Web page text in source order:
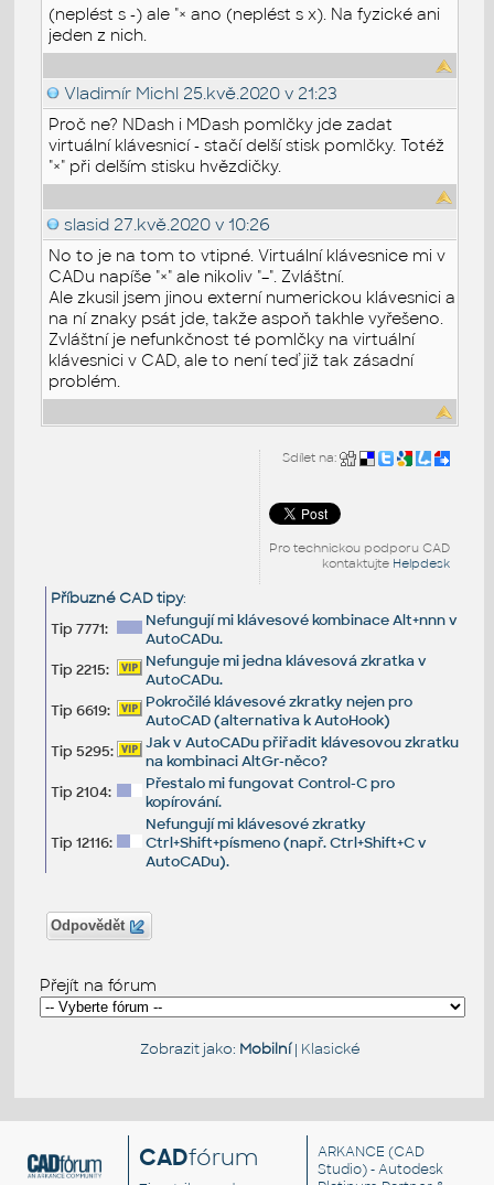
(neplést s -) ale "× ano (neplést s x). Na fyzické ani
jeden z nich.
Vladimír Michl 25.kvě.2020 v 21:23
Proč ne? NDash i MDash pomlčky jde zadat
virtuální klávesnicí - stačí delší stisk pomlčky. Totéž
"×" při delším stisku hvězdičky.
slasid 27.kvě.2020 v 10:26
No to je na tom to vtipné. Virtuální klávesnice mi v
CADu napíše "×" ale nikoliv "–". Zvláštní.
Ale zkusil jsem jinou externí numerickou klávesnici a
na ní znaky psát jde, takže aspoň takhle vyřešeno.
Zvláštní je nefunkčnost té pomlčky na virtuální
klávesnici v CAD, ale to není teď již tak zásadní
problém.
Sdílet na:
Pro technickou podporu CAD
kontaktujte Helpdesk
Příbuzné CAD tipy:
Tip 7771:
Nefungují mi klávesové kombinace Alt+nnn v
AutoCADu.
Tip 2215:
Nefunguje mi jedna klávesová zkratka v
AutoCADu.
Tip 6619:
Pokročilé klávesové zkratky nejen pro
AutoCAD (alternativa k AutoHook)
Tip 5295:
Jak v AutoCADu přiřadit klávesovou zkratku
na kombinaci AltGr-něco?
Tip 2104:
Přestalo mi fungovat Control-C pro
kopírování.
Tip 12116:
Nefungují mi klávesové zkratky
Ctrl+Shift+písmeno (např. Ctrl+Shift+C v
AutoCADu).
Odpovědět
Přejít na fórum
Zobrazit jako: Mobilní| Klasické
CADfórum ARKANCE (CAD
Studio) - Autodesk